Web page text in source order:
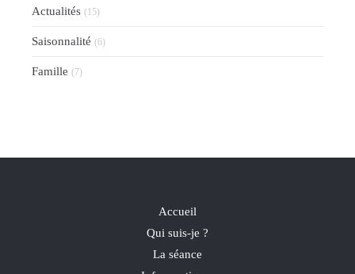
Actualités (15)
Saisonnalité (6)
Famille (7)
Accueil
Qui suis-je ?
La séance